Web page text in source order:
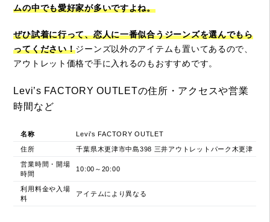
ムの中でも愛好家が多いですよね。
ぜひ試着に行って、恋人に一番似合うジーンズを選んでもら
ってください！ジーンズ以外のアイテムも置いてあるので、
アウトレット価格で手に入れるのもおすすめです。
Levi’s FACTORY OUTLETの住所・アクセスや営業
時間など
名称 Levi’s FACTORY OUTLET
住所 千葉県木更津市中島398 三井アウトレットパーク木更津
営業時間・開場
時間
10:00～20:00
利用料金や入場
料
アイテムにより異なる